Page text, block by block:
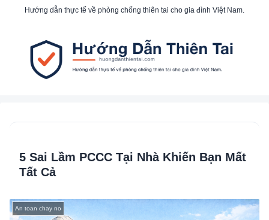
Hướng dẫn thực tế về phòng chống thiên tai cho gia đình Việt Nam.
5 Sai Lầm PCCC Tại Nhà Khiến Bạn Mất
Tất Cả
An toan chay no